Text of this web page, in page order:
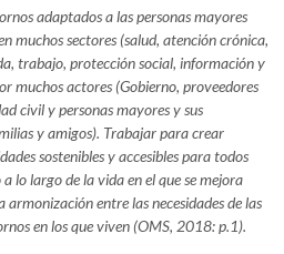
adaptados a las personas mayores
muchos sectores (salud, atención crónica,
trabajo, protección social, información y
muchos actores (Gobierno, proveedores
civil y personas mayores y sus
y amigos). Trabajar para crear
sostenibles y accesibles para todos
lo largo de la vida en el que se mejora
armonización entre las necesidades de las
en los que viven (OMS, 2018: p.1).